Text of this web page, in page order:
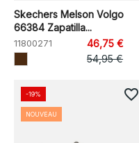
Skechers Melson Volgo
66384 Zapatilla...
11800271
46,75 €
54,95 €
-19%
NOUVEAU
favorite_border